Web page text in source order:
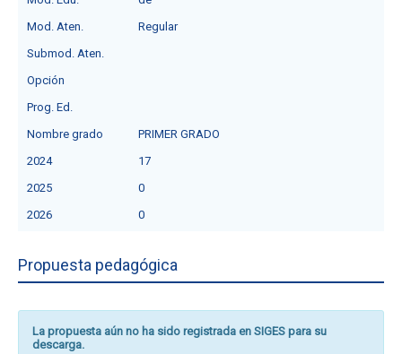
Mod. Aten.
Regular
Submod. Aten.
Opción
Prog. Ed.
Nombre grado
PRIMER GRADO
2024
17
2025
0
2026
0
Propuesta pedagógica
La propuesta aún no ha sido registrada en SIGES para su
descarga.